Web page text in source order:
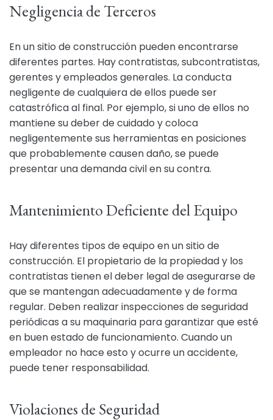
Negligencia de Terceros
En un sitio de construcción pueden encontrarse
diferentes partes. Hay contratistas, subcontratistas,
gerentes y empleados generales. La conducta
negligente de cualquiera de ellos puede ser
catastrófica al final. Por ejemplo, si uno de ellos no
mantiene su deber de cuidado y coloca
negligentemente sus herramientas en posiciones
que probablemente causen daño, se puede
presentar una demanda civil en su contra.
Mantenimiento Deficiente del Equipo
Hay diferentes tipos de equipo en un sitio de
construcción. El propietario de la propiedad y los
contratistas tienen el deber legal de asegurarse de
que se mantengan adecuadamente y de forma
regular. Deben realizar inspecciones de seguridad
periódicas a su maquinaria para garantizar que esté
en buen estado de funcionamiento. Cuando un
empleador no hace esto y ocurre un accidente,
puede tener responsabilidad.
Violaciones de Seguridad